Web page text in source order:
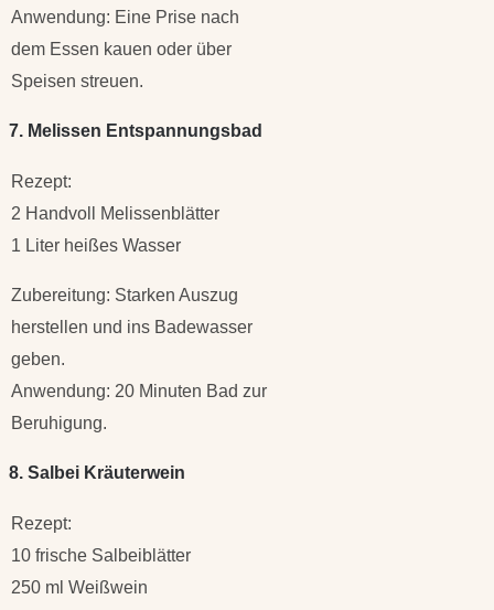
Anwendung: Eine Prise nach
dem Essen kauen oder über
Speisen streuen.
7. Melissen Entspannungsbad
Rezept:
2 Handvoll Melissenblätter
1 Liter heißes Wasser
Zubereitung: Starken Auszug
herstellen und ins Badewasser
geben.
Anwendung: 20 Minuten Bad zur
Beruhigung.
8. Salbei Kräuterwein
Rezept:
10 frische Salbeiblätter
250 ml Weißwein